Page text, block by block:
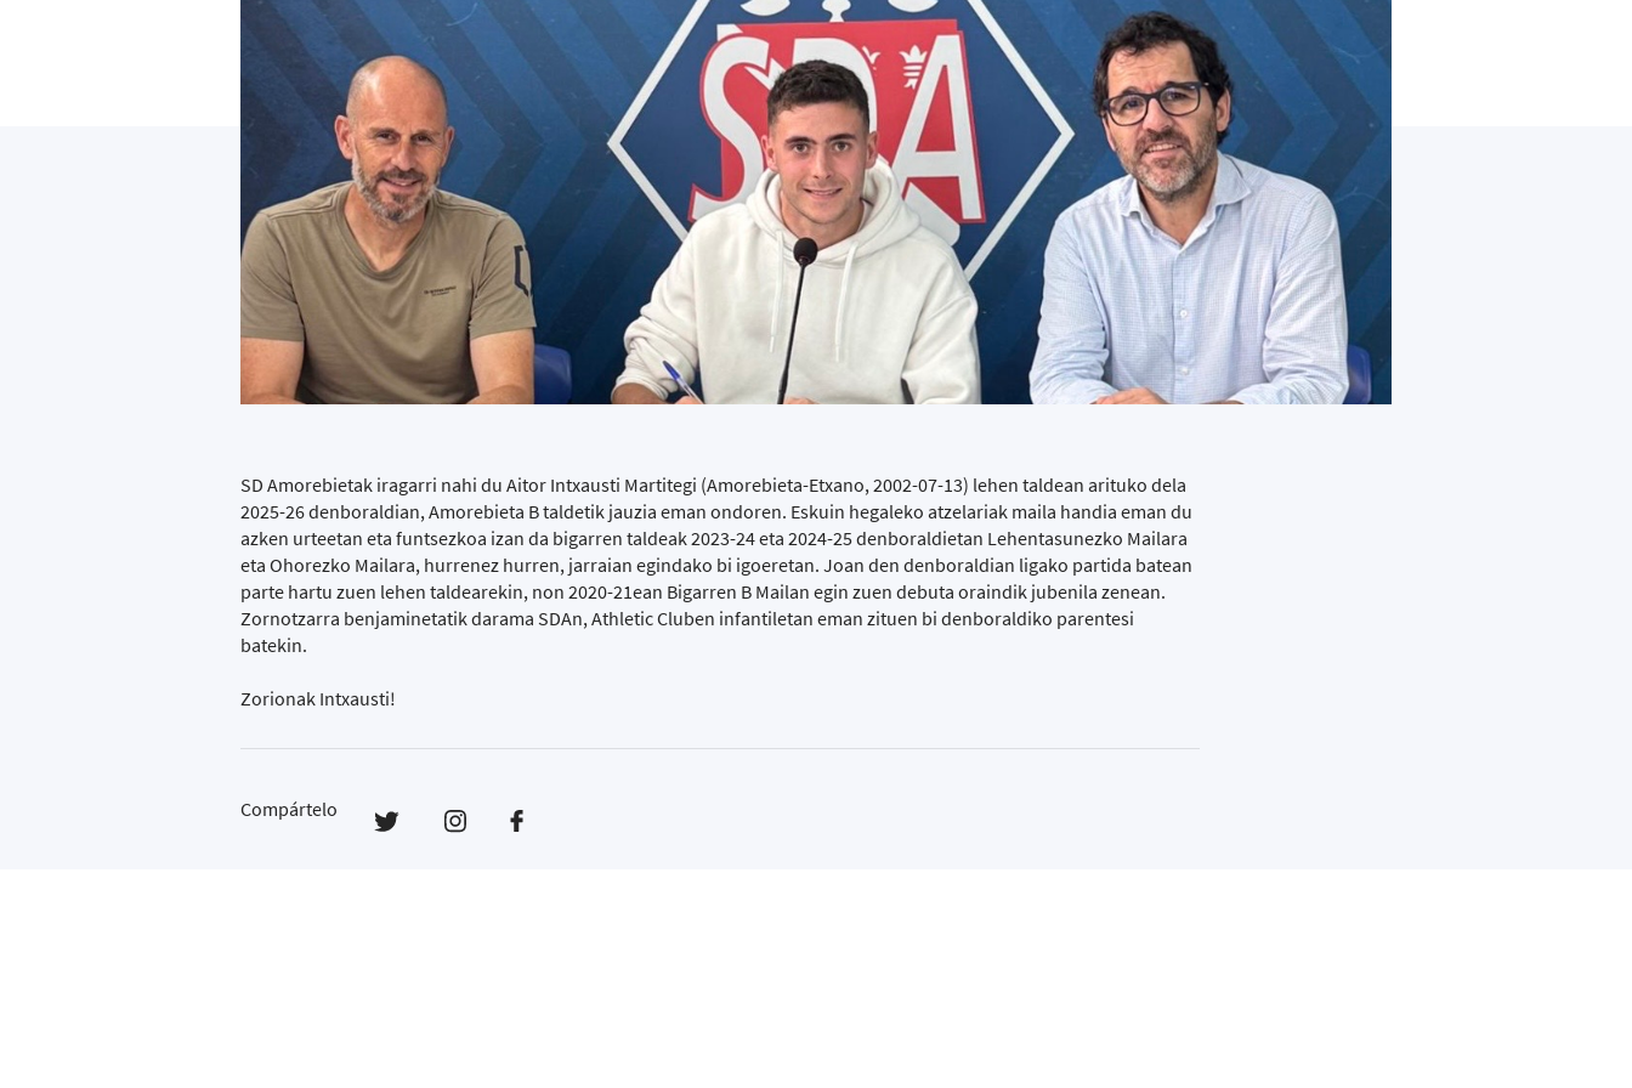
SD Amorebietak iragarri nahi du Aitor Intxausti Martitegi (Amorebieta-Etxano, 2002-07-13) lehen taldean arituko dela
2025-26 denboraldian, Amorebieta B taldetik jauzia eman ondoren. Eskuin hegaleko atzelariak maila handia eman du
azken urteetan eta funtsezkoa izan da bigarren taldeak 2023-24 eta 2024-25 denboraldietan Lehentasunezko Mailara
eta Ohorezko Mailara, hurrenez hurren, jarraian egindako bi igoeretan. Joan den denboraldian ligako partida batean
parte hartu zuen lehen taldearekin, non 2020-21ean Bigarren B Mailan egin zuen debuta oraindik jubenila zenean.
Zornotzarra benjaminetatik darama SDAn, Athletic Cluben infantiletan eman zituen bi denboraldiko parentesi
batekin.
Zorionak Intxausti!
Compártelo